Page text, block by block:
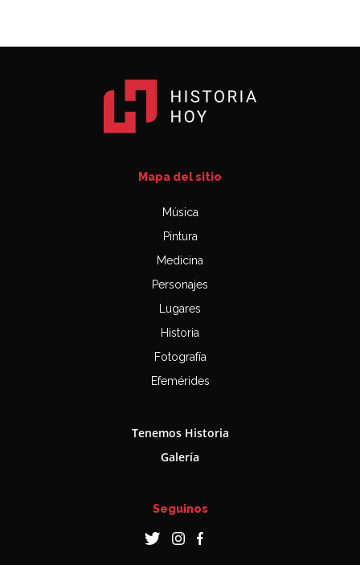
Mapa del sitio
Música
Pintura
Medicina
Personajes
Lugares
Historia
Fotografía
Efemérides
Tenemos Historia
Galería
Seguinos